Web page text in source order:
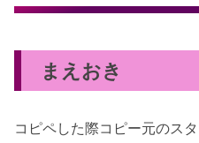
まえおき
コピペした際コピー元のス